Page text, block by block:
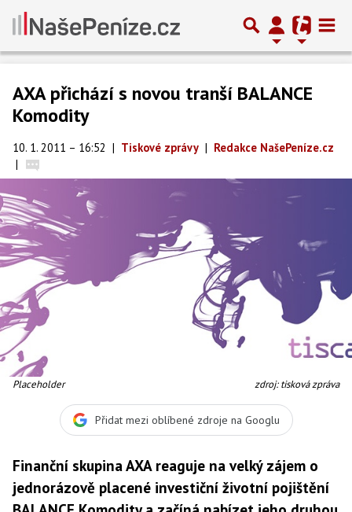
AXA přichází s novou tranší BALANCE
Komodity
10. 1. 2011 – 16:52 | Tiskové zprávy | Redakce NašePeníze.cz
|
Placeholder zdroj: tisková zpráva
Přidat mezi oblíbené zdroje na Googlu
Finanční skupina AXA reaguje na velký zájem o
jednorázově placené investiční životní pojištění